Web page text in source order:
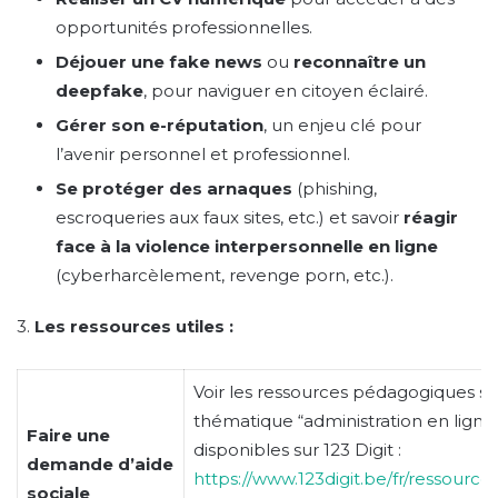
opportunités professionnelles.
Déjouer une fake news ou reconnaître un
deepfake, pour naviguer en citoyen éclairé.
Gérer son e-réputation, un enjeu clé pour
l’avenir personnel et professionnel.
Se protéger des arnaques (phishing,
escroqueries aux faux sites, etc.) et savoir réagir
face à la violence interpersonnelle en ligne
(cyberharcèlement, revenge porn, etc.).
3. Les ressources utiles :
Faire une
demande d’aide
sociale
Voir les ressources pédagogiques
thématique “administration en
disponibles sur 123 Digit :
https://www.123digit.be/fr/